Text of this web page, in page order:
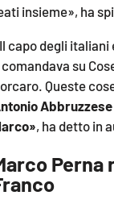
insieme», ha
capo degli italiani
su
Queste
Abbruzzese
, ha detto in